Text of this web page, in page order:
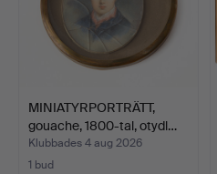
MINIATYRPORTRÄTT,
gouache, 1800-tal, otydl…
Klubbades 4 aug 2026
1 bud